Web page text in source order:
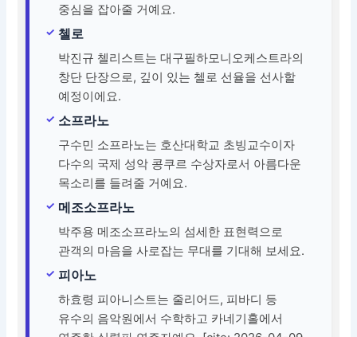
중심을 잡아줄 거예요.
첼로
박진규 첼리스트는 대구필하모니오케스트라의
창단 단장으로, 깊이 있는 첼로 선율을 선사할
예정이에요.
소프라노
구수민 소프라노는 호산대학교 초빙교수이자
다수의 국제 성악 콩쿠르 수상자로서 아름다운
목소리를 들려줄 거예요.
메조소프라노
박주용 메조소프라노의 섬세한 표현력으로
관객의 마음을 사로잡는 무대를 기대해 보세요.
피아노
하효령 피아니스트는 줄리어드, 피바디 등
유수의 음악원에서 수학하고 카네기홀에서